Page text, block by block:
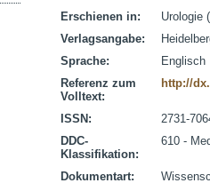
Erschienen in:
Urologie
Verlagsangabe:
Sprache:
Englisch
Referenz zum
Volltext:
http://
ISSN:
2731-
DDC-
Klassifikation:
610 -
Dokumentart: